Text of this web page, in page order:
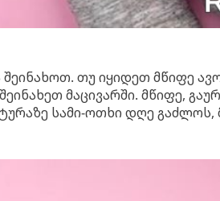
თუ იყიდეთ მწიფე
შეინახეთ მაცივარში. მწიფე,
სამი-ოთხი დღე გაძლოს,